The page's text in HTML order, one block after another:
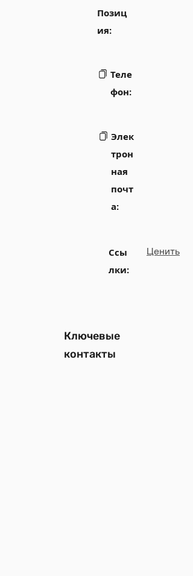
Позиц
ия:
Теле
фон:
Элек
трон
ная
почт
а:
Ссы
лки:
Ценить
Ключевые
контакты